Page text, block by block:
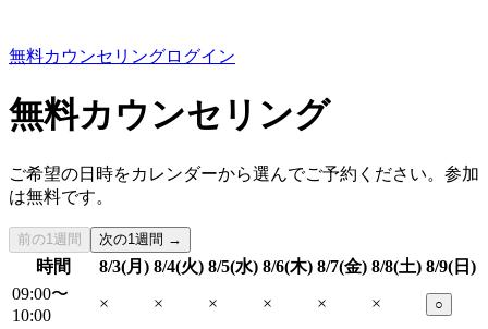
無料カウンセリングログイン
無料カウンセリング
ご希望の日時をカレンダーから選んでご予約ください。参加
は無料です。
前の1週間 次の1週間 →
時間 8/3(月) 8/4(火) 8/5(水) 8/6(木) 8/7(金) 8/8(土) 8/9(日)
09:00〜
10:00
× × × × × × ○